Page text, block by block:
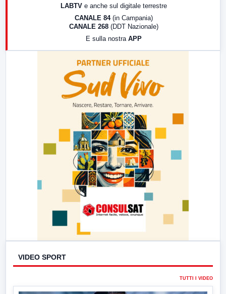
LABTV e anche sul digitale terrestre
CANALE 84 (in Campania)
CANALE 268 (DDT Nazionale)
E sulla nostra APP
VIDEO SPORT
TUTTI I VIDEO